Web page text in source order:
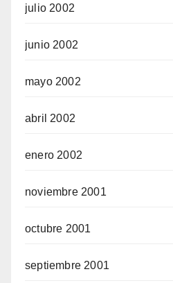
julio 2002
junio 2002
mayo 2002
abril 2002
enero 2002
noviembre 2001
octubre 2001
septiembre 2001